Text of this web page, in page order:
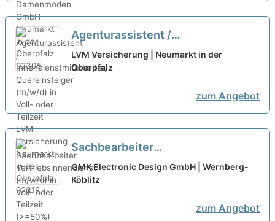
Agenturassistent /
Innendienstmitarbeiter,
Quereinsteiger (m/w/d) in Voll-
oder Teilzeit
LVM Versicherung | Neumarkt in der
Oberpfalz
zum Angebot
Sachbearbeiter
Vertriebsinnendienst (m/w/d) in
Voll- oder Teilzeit (>=50%)
GMK Electronic Design GmbH | Wernberg-
Köblitz
zum Angebot